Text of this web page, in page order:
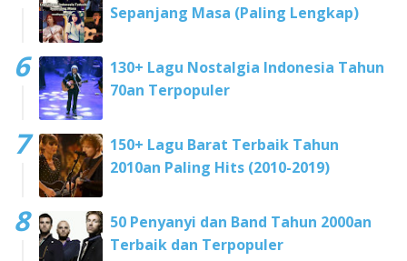
Sepanjang Masa (Paling Lengkap)
130+ Lagu Nostalgia Indonesia Tahun
70an Terpopuler
150+ Lagu Barat Terbaik Tahun
2010an Paling Hits (2010-2019)
50 Penyanyi dan Band Tahun 2000an
Terbaik dan Terpopuler